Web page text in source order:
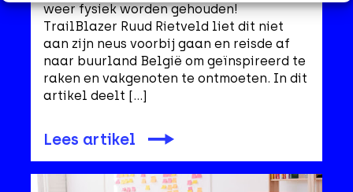
weer fysiek worden gehouden!
TrailBlazer Ruud Rietveld liet dit niet
aan zijn neus voorbij gaan en reisde af
naar buurland België om geïnspireerd te
raken en vakgenoten te ontmoeten. In dit
artikel deelt […]
Lees artikel